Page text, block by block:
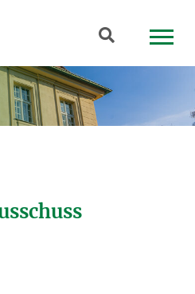
Suchbegriff